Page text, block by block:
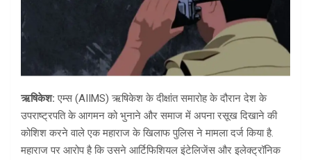
ऋषिकेश:एम्स (AIIMS) ऋषिकेश के दीक्षांत समारोह के दौरान देश के
उपराष्ट्रपति के आगमन को भुनाने और समाज में अपना रसूख दिखाने की
कोशिश करने वाले एक महाराज के खिलाफ पुलिस ने मामला दर्ज किया है.
महाराज पर आरोप है कि उसने आर्टिफिशियल इंटेलिजेंस और इलेक्ट्रॉनिक